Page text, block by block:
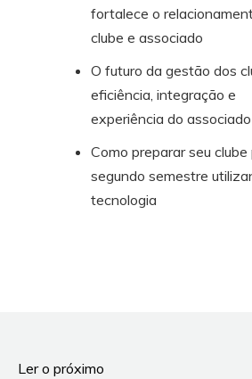
fortalece o
clube e associado
O futuro da gestão dos
eficiência, integração e
experiência do associado
Como preparar seu clube
segundo semestre
tecnologia
Ler o próximo